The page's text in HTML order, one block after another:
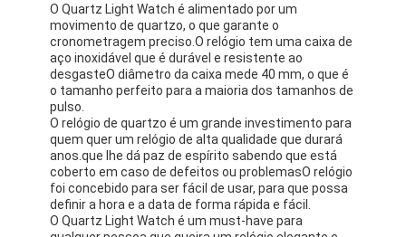
O Quartz Light Watch é alimentado por um
movimento de quartzo, o que garante o
cronometragem preciso.O relógio tem uma caixa de
aço inoxidável que é durável e resistente ao
desgasteO diâmetro da caixa mede 40 mm, o que é
o tamanho perfeito para a maioria dos tamanhos de
pulso.
O relógio de quartzo é um grande investimento para
quem quer um relógio de alta qualidade que durará
anos.que lhe dá paz de espírito sabendo que está
coberto em caso de defeitos ou problemasO relógio
foi concebido para ser fácil de usar, para que possa
definir a hora e a data de forma rápida e fácil.
O Quartz Light Watch é um must-have para